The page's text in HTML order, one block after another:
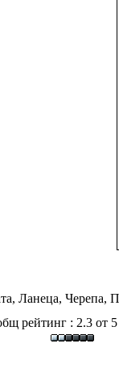
Ланеца, Черепа,
рейтинг : 2.3 от 5